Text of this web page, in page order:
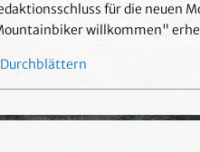
für die neuen
willkommen"